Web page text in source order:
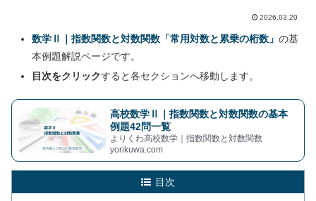
2026.03.20
数学Ⅱ｜指数関数と対数関数「常用対数と累乗の桁数」 の基
本例題解説ページです。
目次をクリックすると各セクションへ移動します。
高校数学Ⅱ｜指数関数と対数関数の基本
例題42問一覧
よりくわ高校数学｜指数関数と対数関数
yorikuwa.com
目次